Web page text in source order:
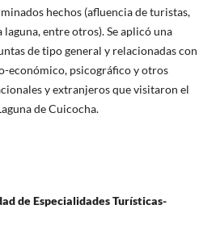
hechos (afluencia de turistas,
entre otros). Se aplicó una
de tipo general y relacionadas con
económico, psicográfico y otros
y extranjeros que visitaron el
de Cuicocha.
de Especialidades Turísticas-